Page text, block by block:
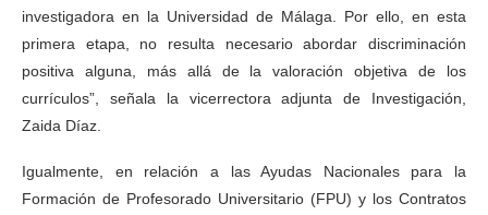
investigadora en la Universidad de Málaga. Por ello, en esta
primera etapa, no resulta necesario abordar discriminación
positiva alguna, más allá de la valoración objetiva de los
currículos”, señala la vicerrectora adjunta de Investigación,
Zaida Díaz.
Igualmente, en relación a las Ayudas Nacionales para la
Formación de Profesorado Universitario (FPU) y los Contratos